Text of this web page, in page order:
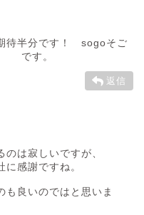
半分です！ sogoそご
です。
返信
は寂しいですが、
感謝ですね。
も良いのではと思いま